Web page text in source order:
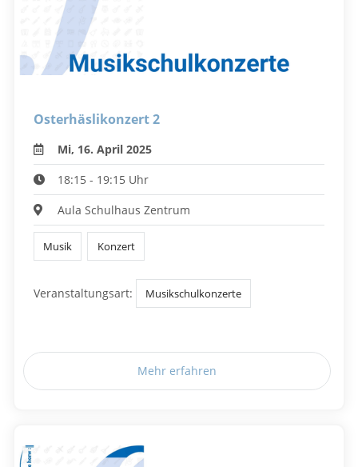
Osterhäslikonzert 2
Mi, 16. April 2025
18:15 - 19:15 Uhr
Aula Schulhaus Zentrum
Musik Konzert
Veranstaltungsart: Musikschulkonzerte
Mehr erfahren